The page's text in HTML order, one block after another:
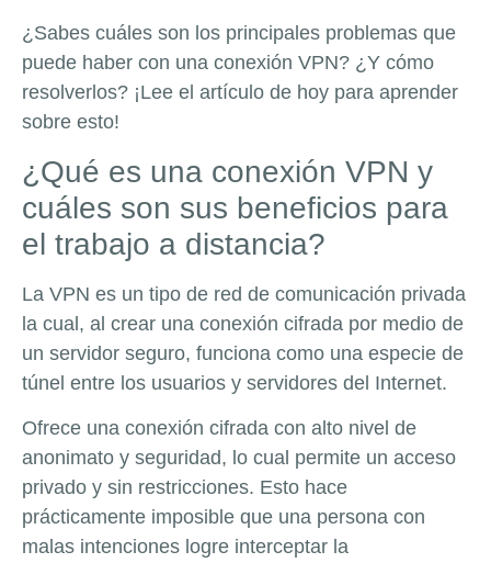
¿Sabes cuáles son los principales problemas que
puede haber con una conexión VPN? ¿Y cómo
resolverlos? ¡Lee el artículo de hoy para aprender
sobre esto!
¿Qué es una conexión VPN y
cuáles son sus beneficios para
el trabajo a distancia?
La VPN es un tipo de red de comunicación privada
la cual, al crear una conexión cifrada por medio de
un servidor seguro, funciona como una especie de
túnel entre los usuarios y servidores del Internet.
Ofrece una conexión cifrada con alto nivel de
anonimato y seguridad, lo cual permite un acceso
privado y sin restricciones. Esto hace
prácticamente imposible que una persona con
malas intenciones logre interceptar la